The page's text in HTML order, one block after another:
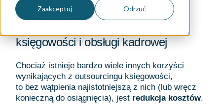
Zaakceptuj Odrzuć
1. Obniżenie kosztów prowadzenia
księgowości i obsługi kadrowej
Chociaż istnieje bardzo wiele innych korzyści
wynikających z outsourcingu księgowości,
to bez wątpienia najistotniejszą z nich (lub wręcz
konieczną do osiągnięcia), jest redukcja kosztów.